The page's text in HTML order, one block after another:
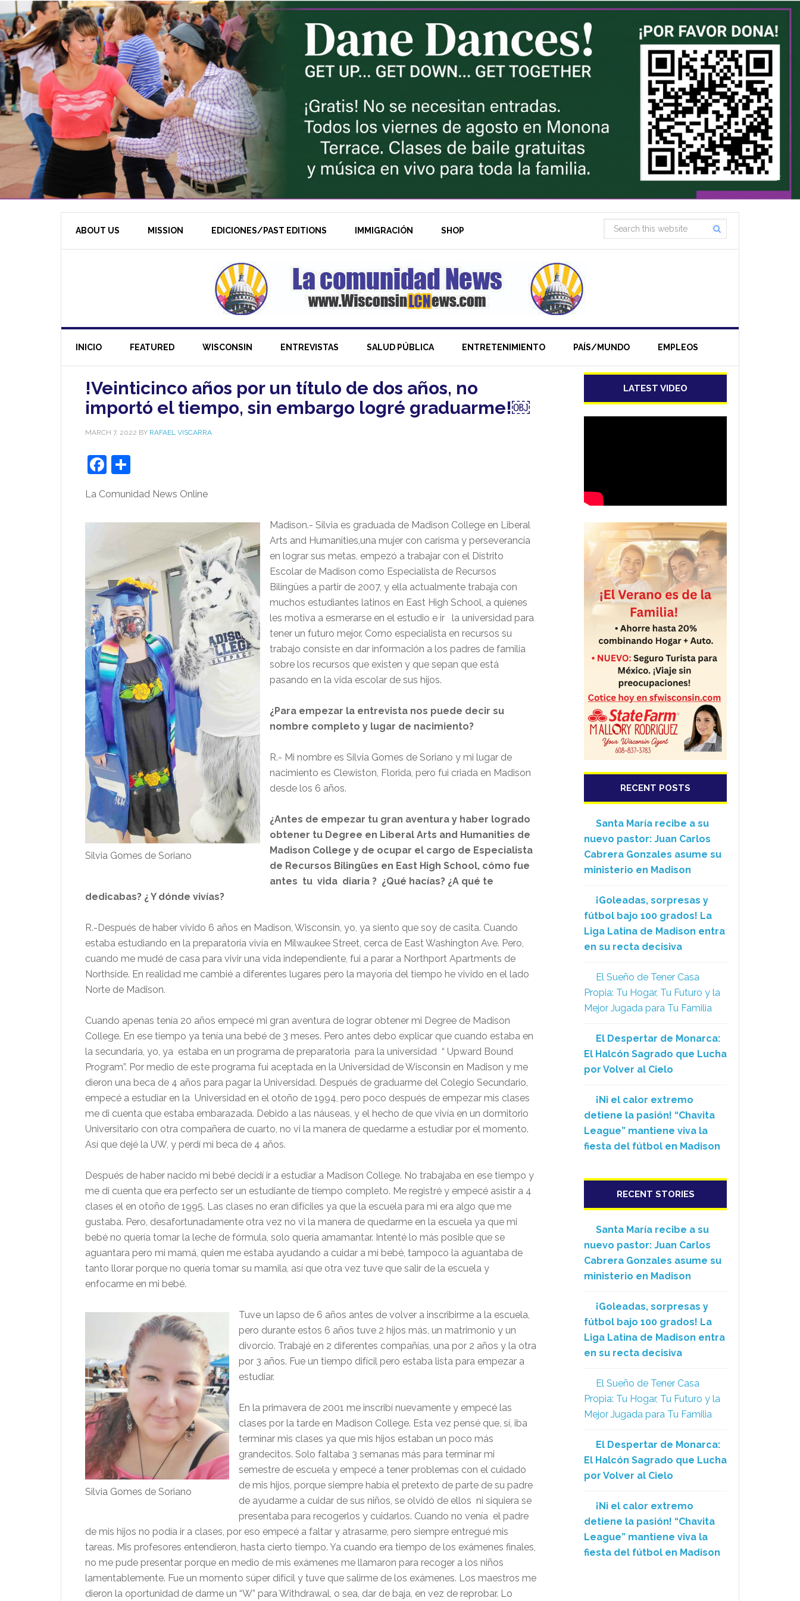
ABOUT US MISSION EDICIONES/PAST EDITIONS IMMIGRACIÓN SHOP
INICIO FEATURED WISCONSIN ENTREVISTAS SALUD PÚBLICA ENTRETENIMIENTO PAÍS/MUNDO EMPLEOS
!Veinticinco años por un título de dos años, no
importó el tiempo, sin embargo logré graduarme!￼
MARCH 7, 2022 BY RAFAEL VISCARRA
Facebook
La Comunidad News Online
Silvia Gomes de Soriano
Madison.- Silvia es graduada de Madison College en Liberal
Arts and Humanities,una mujer con carisma y perseverancia
en lograr sus metas, empezó a trabajar con el Distrito
Escolar de Madison como Especialista de Recursos
Bilingües a partir de 2007, y ella actualmente trabaja con
muchos estudiantes latinos en East High School, a quienes
les motiva a esmerarse en el estudio e ir la universidad para
tener un futuro mejor. Como especialista en recursos su
trabajo consiste en dar información a los padres de familia
sobre los recursos que existen y que sepan que está
pasando en la vida escolar de sus hijos.
¿Para empezar la entrevista nos puede decir su
nombre completo y lugar de nacimiento?
R.- Mi nombre es Silvia Gomes de Soriano y mi lugar de
nacimiento es Clewiston, Florida, pero fui criada en Madison
desde los 6 años.
¿Antes de empezar tu gran aventura y haber logrado
obtener tu Degree en Liberal Arts and Humanities de
Madison College y de ocupar el cargo de Especialista
de Recursos Bilingües en East High School, cómo fue
antes tu vida diaria ? ¿Qué hacías? ¿A qué te
dedicabas? ¿ Y dónde vivías?
R.-Después de haber vivido 6 años en Madison, Wisconsin, yo, ya siento que soy de casita. Cuando
estaba estudiando en la preparatoria vivía en Milwaukee Street, cerca de East Washington Ave. Pero,
cuando me mudé de casa para vivir una vida independiente, fui a parar a Northport Apartments de
Northside. En realidad me cambié a diferentes lugares pero la mayoría del tiempo he vivido en el lado
Norte de Madison.
Cuando apenas tenía 20 años empecé mi gran aventura de lograr obtener mi Degree de Madison
College. En ese tiempo ya tenía una bebé de 3 meses. Pero antes debo explicar que cuando estaba en
la secundaria, yo, ya estaba en un programa de preparatoria para la universidad “ Upward Bound
Program”. Por medio de este programa fui aceptada en la Universidad de Wisconsin en Madison y me
dieron una beca de 4 años para pagar la Universidad. Después de graduarme del Colegio Secundario,
empecé a estudiar en la Universidad en el otoño de 1994, pero poco después de empezar mis clases
me di cuenta que estaba embarazada. Debido a las náuseas, y el hecho de que vivía en un dormitorio
Universitario con otra compañera de cuarto, no vi la manera de quedarme a estudiar por el momento.
Así que dejé la UW, y perdí mi beca de 4 años.
Después de haber nacido mi bebé decidí ir a estudiar a Madison College. No trabajaba en ese tiempo y
me di cuenta que era perfecto ser un estudiante de tiempo completo. Me registré y empecé asistir a 4
clases el en otoño de 1995. Las clases no eran difíciles ya que la escuela para mi era algo que me
gustaba. Pero, desafortunadamente otra vez no vi la manera de quedarme en la escuela ya que mi
bebé no quería tomar la leche de fórmula, solo quería amamantar. Intenté lo más posible que se
aguantara pero mi mamá, quien me estaba ayudando a cuidar a mi bebé, tampoco la aguantaba de
tanto llorar porque no quería tomar su mamila, así que otra vez tuve que salir de la escuela y
enfocarme en mi bebé.
Silvia Gomes de Soriano
Tuve un lapso de 6 años antes de volver a inscribirme a la escuela,
pero durante estos 6 años tuve 2 hijos más, un matrimonio y un
divorcio. Trabajé en 2 diferentes compañías, una por 2 años y la otra
por 3 años. Fue un tiempo difícil pero estaba lista para empezar a
estudiar.
En la primavera de 2001 me inscribí nuevamente y empecé las
clases por la tarde en Madison College. Esta vez pensé que, sí, iba
terminar mis clases ya que mis hijos estaban un poco más
grandecitos. Solo faltaba 3 semanas más para terminar mi
semestre de escuela y empecé a tener problemas con el cuidado
de mis hijos, porque siempre había el pretexto de parte de su padre
de ayudarme a cuidar de sus niños, se olvidó de ellos ni siquiera se
presentaba para recogerlos y cuidarlos. Cuando no venía el padre
de mis hijos no podía ir a clases, por eso empecé a faltar y atrasarme, pero siempre entregué mis
tareas. Mis profesores entendieron, hasta cierto tiempo. Ya cuando era tiempo de los exámenes finales,
no me pude presentar porque en medio de mis exámenes me llamaron para recoger a los niños
lamentablemente. Fue un momento súper difícil y tuve que salirme de los exámenes. Los maestros me
dieron la oportunidad de darme un “W” para Withdrawal, o sea, dar de baja, en vez de reprobar. Lo
LATEST VIDEO
RECENT POSTS
Santa María recibe a su
nuevo pastor: Juan Carlos
Cabrera Gonzales asume su
ministerio en Madison
¡Goleadas, sorpresas y
fútbol bajo 100 grados! La
Liga Latina de Madison entra
en su recta decisiva
El Sueño de Tener Casa
Propia: Tu Hogar, Tu Futuro y la
Mejor Jugada para Tu Familia
El Despertar de Monarca:
El Halcón Sagrado que Lucha
por Volver al Cielo
¡Ni el calor extremo
detiene la pasión! “Chavita
League” mantiene viva la
fiesta del fútbol en Madison
RECENT STORIES
Santa María recibe a su
nuevo pastor: Juan Carlos
Cabrera Gonzales asume su
ministerio en Madison
¡Goleadas, sorpresas y
fútbol bajo 100 grados! La
Liga Latina de Madison entra
en su recta decisiva
El Sueño de Tener Casa
Propia: Tu Hogar, Tu Futuro y la
Mejor Jugada para Tu Familia
El Despertar de Monarca:
El Halcón Sagrado que Lucha
por Volver al Cielo
¡Ni el calor extremo
detiene la pasión! “Chavita
League” mantiene viva la
fiesta del fútbol en Madison